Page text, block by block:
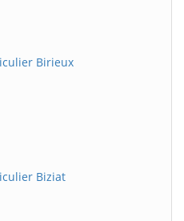
Birieux
Biziat